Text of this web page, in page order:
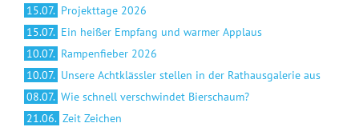
15.07. Projekttage 2026
15.07. Ein heißer Empfang und warmer Applaus
10.07. Rampenfieber 2026
10.07. Unsere Achtklässler stellen in der Rathausgalerie aus
08.07. Wie schnell verschwindet Bierschaum?
21.06. Zeit Zeichen